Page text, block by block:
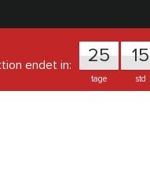
endet in: 25
tage
15
std